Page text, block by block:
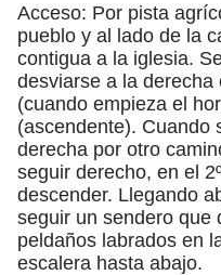
Acceso: Por pista
pueblo y al lado de la
contigua a la iglesia.
desviarse a la derecha
(cuando empieza el
(ascendente). Cuando
derecha por otro
seguir derecho, en el
descender. Llegando
seguir un sendero que
peldaños labrados en
escalera hasta abajo.